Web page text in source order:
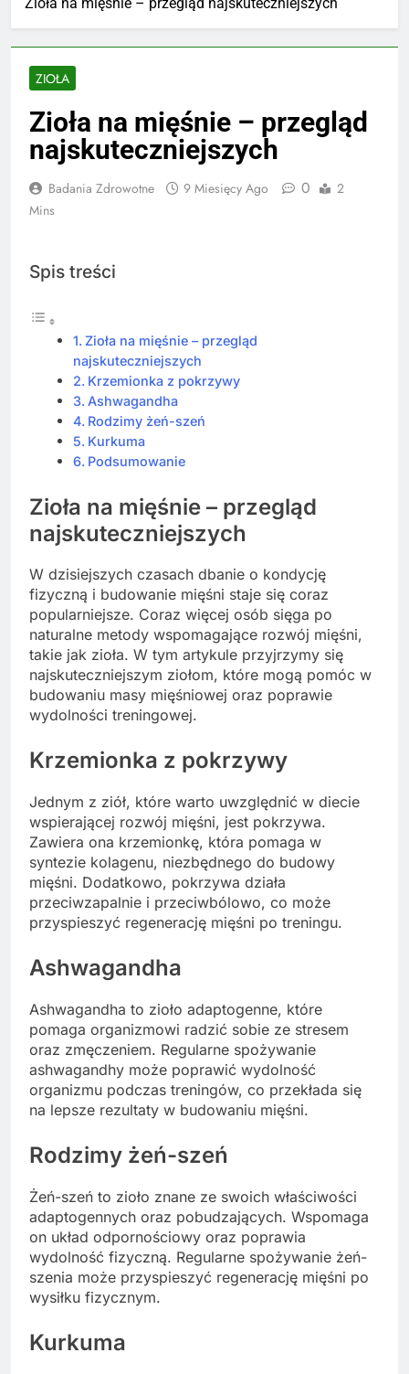
ZIOŁA
Zioła na mięśnie – przegląd
najskuteczniejszych
Badania Zdrowotne 9 Miesięcy Ago 0
2
Mins
Spis treści
Zioła na mięśnie – przegląd
najskuteczniejszych
Krzemionka z pokrzywy
Ashwagandha
Rodzimy żeń-szeń
Kurkuma
Podsumowanie
Zioła na mięśnie – przegląd
najskuteczniejszych
W dzisiejszych czasach dbanie o kondycję
fizyczną i budowanie mięśni staje się coraz
popularniejsze. Coraz więcej osób sięga po
naturalne metody wspomagające rozwój mięśni,
takie jak zioła. W tym artykule przyjrzymy się
najskuteczniejszym ziołom, które mogą pomóc w
budowaniu masy mięśniowej oraz poprawie
wydolności treningowej.
Krzemionka z pokrzywy
Jednym z ziół, które warto uwzględnić w diecie
wspierającej rozwój mięśni, jest pokrzywa.
Zawiera ona krzemionkę, która pomaga w
syntezie kolagenu, niezbędnego do budowy
mięśni. Dodatkowo, pokrzywa działa
przeciwzapalnie i przeciwbólowo, co może
przyspieszyć regenerację mięśni po treningu.
Ashwagandha
Ashwagandha to zioło adaptogenne, które
pomaga organizmowi radzić sobie ze stresem
oraz zmęczeniem. Regularne spożywanie
ashwagandhy może poprawić wydolność
organizmu podczas treningów, co przekłada się
na lepsze rezultaty w budowaniu mięśni.
Rodzimy żeń-szeń
Żeń-szeń to zioło znane ze swoich właściwości
adaptogennych oraz pobudzających. Wspomaga
on układ odpornościowy oraz poprawia
wydolność fizyczną. Regularne spożywanie żeń-
szenia może przyspieszyć regenerację mięśni po
wysiłku fizycznym.
Kurkuma